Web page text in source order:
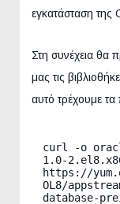
εγκατάσταση της
Στη συνέχεια θα
μας τις
αυτό τρέχουμε
curl -o
1.0-
https://
OL8/
database-